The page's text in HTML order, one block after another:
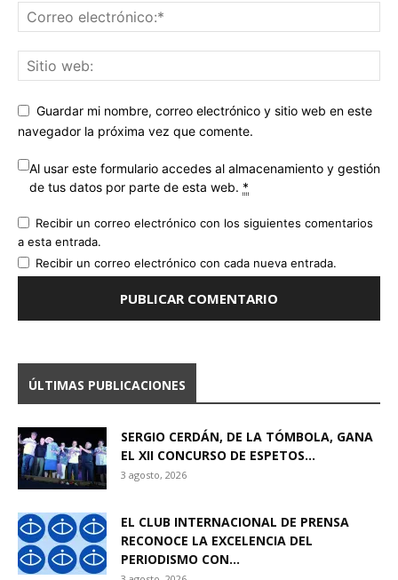
Guardar mi nombre, correo electrónico y sitio web en este
navegador la próxima vez que comente.
Al usar este formulario accedes al almacenamiento y gestión
de tus datos por parte de esta web. *
Recibir un correo electrónico con los siguientes comentarios
a esta entrada.
Recibir un correo electrónico con cada nueva entrada.
ÚLTIMAS PUBLICACIONES
SERGIO CERDÁN, DE LA TÓMBOLA, GANA
EL XII CONCURSO DE ESPETOS...
3 agosto, 2026
EL CLUB INTERNACIONAL DE PRENSA
RECONOCE LA EXCELENCIA DEL
PERIODISMO CON...